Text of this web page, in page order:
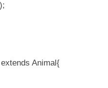
Animal{